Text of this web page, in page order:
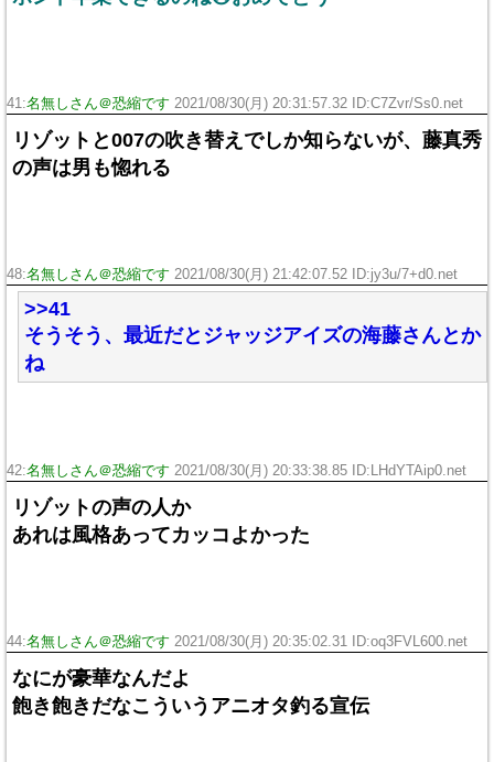
41:名無しさん＠恐縮です 2021/08/30(月) 20:31:57.32 ID:C7Zvr/Ss0.net
リゾットと007の吹き替えでしか知らないが、藤真秀
の声は男も惚れる
48:名無しさん＠恐縮です 2021/08/30(月) 21:42:07.52 ID:jy3u/7+d0.net
>>41
そうそう、最近だとジャッジアイズの海藤さんとか
ね
42:名無しさん＠恐縮です 2021/08/30(月) 20:33:38.85 ID:LHdYTAip0.net
リゾットの声の人か
あれは風格あってカッコよかった
44:名無しさん＠恐縮です 2021/08/30(月) 20:35:02.31 ID:oq3FVL600.net
なにが豪華なんだよ
飽き飽きだなこういうアニオタ釣る宣伝